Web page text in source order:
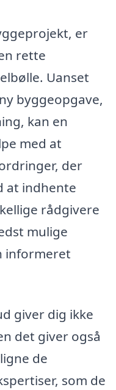
er
rette
Uanset
byggeopgave,
kan en
med at
der
at indhente
rådgivere
mulige
informeret
giver dig ikke
det giver også
de
som de